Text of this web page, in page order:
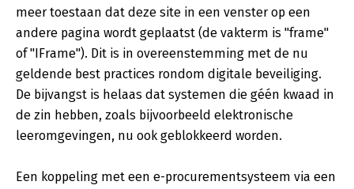
meer toestaan dat deze site in een venster op een
andere pagina wordt geplaatst (de vakterm is "frame"
of "IFrame"). Dit is in overeenstemming met de nu
geldende best practices rondom digitale beveiliging.
De bijvangst is helaas dat systemen die géén kwaad in
de zin hebben, zoals bijvoorbeeld elektronische
leeromgevingen, nu ook geblokkeerd worden.
Een koppeling met een e-procurementsysteem via een